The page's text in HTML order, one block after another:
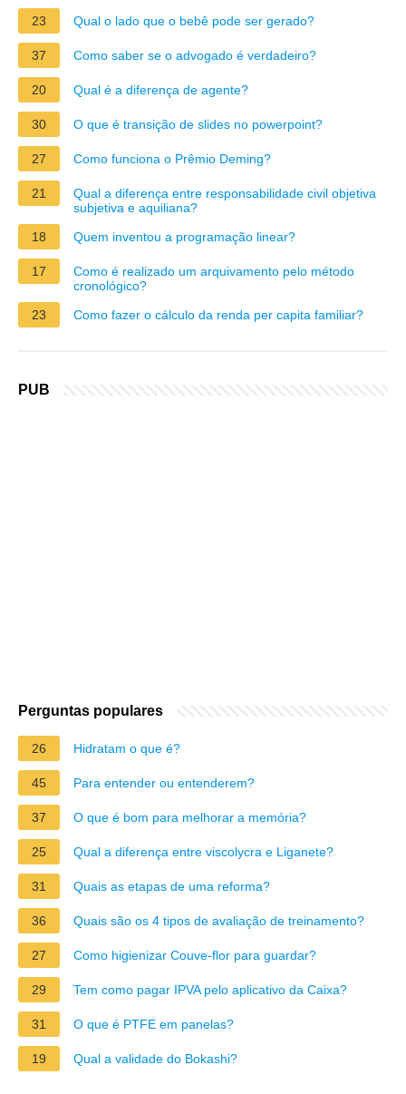
23
Qual o lado que o bebê pode ser gerado?
37 Como saber se o advogado é verdadeiro?
20 Qual é a diferença de agente?
30 O que é transição de slides no powerpoint?
27 Como funciona o Prêmio Deming?
21
Qual a diferença entre responsabilidade civil objetiva
subjetiva e aquiliana?
18
Quem inventou a programação linear?
17
Como é realizado um arquivamento pelo método
cronológico?
23
Como fazer o cálculo da renda per capita familiar?
PUB
Perguntas populares
26 Hidratam o que é?
45 Para entender ou entenderem?
37 O que é bom para melhorar a memória?
25 Qual a diferença entre viscolycra e Liganete?
31 Quais as etapas de uma reforma?
36 Quais são os 4 tipos de avaliação de treinamento?
27 Como higienizar Couve-flor para guardar?
29 Tem como pagar IPVA pelo aplicativo da Caixa?
31 O que é PTFE em panelas?
19 Qual a validade do Bokashi?